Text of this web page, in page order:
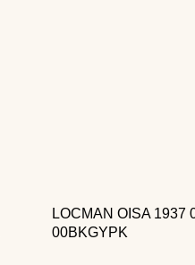
LOCMAN OISA 1937
00BKGYPK